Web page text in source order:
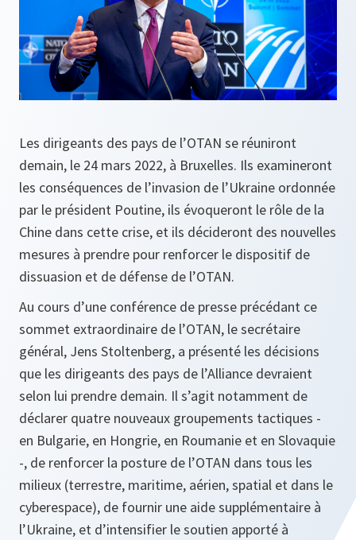
Les dirigeants des pays de l’OTAN se réuniront
demain, le 24 mars 2022, à Bruxelles. Ils examineront
les conséquences de l’invasion de l’Ukraine ordonnée
par le président Poutine, ils évoqueront le rôle de la
Chine dans cette crise, et ils décideront des nouvelles
mesures à prendre pour renforcer le dispositif de
dissuasion et de défense de l’OTAN.
Au cours d’une conférence de presse précédant ce
sommet extraordinaire de l’OTAN, le secrétaire
général, Jens Stoltenberg, a présenté les décisions
que les dirigeants des pays de l’Alliance devraient
selon lui prendre demain. Il s’agit notamment de
déclarer quatre nouveaux groupements tactiques -
en Bulgarie, en Hongrie, en Roumanie et en Slovaquie
-, de renforcer la posture de l’OTAN dans tous les
milieux (terrestre, maritime, aérien, spatial et dans le
cyberespace), de fournir une aide supplémentaire à
l’Ukraine, et d’intensifier le soutien apporté à